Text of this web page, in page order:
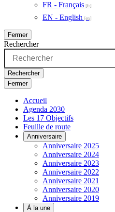
FR - Français
EN - English
Fermer
Rechercher
Rechercher
Fermer
Accueil
Agenda 2030
Les 17 Objectifs
Feuille de route
Anniversaire
Anniversaire 2025
Anniversaire 2024
Anniversaire 2023
Anniversaire 2022
Anniversaire 2021
Anniversaire 2020
Anniversaire 2019
À la une